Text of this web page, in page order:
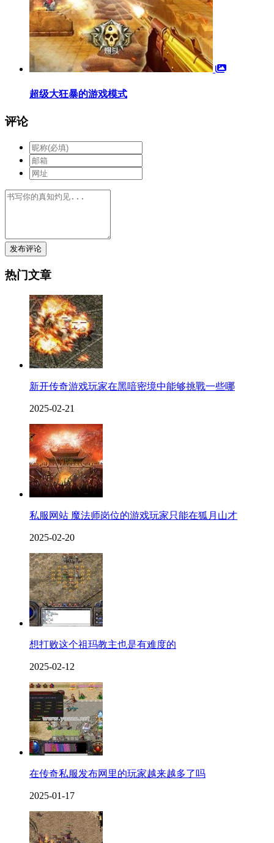
超级大狂暴的游戏模式
评论
发布评论
热门文章
新开传奇游戏玩家在黑喑密境中能够挑戰一些哪
2025-02-21
私服网站 魔法师岗位的游戏玩家只能在狐月山才
2025-02-20
想打败这个祖玛教主也是有难度的
2025-02-12
在传奇私服发布网里的玩家越来越多了吗
2025-01-17